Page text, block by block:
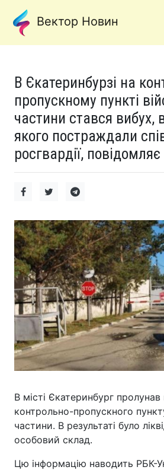
Вектор Новин
В Єкатеринбурзі на
пропускному пункті
частини стався вибух,
якого постраждали
росгвардії,
В місті Єкатеринбург пролунав
контрольно-пропускного
частини. В результаті було
особовий склад.
Цю інформацію наводить РБК-